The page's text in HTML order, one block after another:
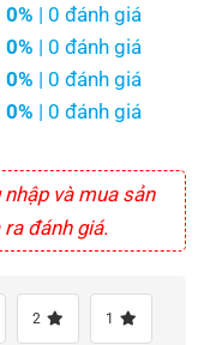
0% | 0 đánh giá
0% | 0 đánh giá
0% | 0 đánh giá
0% | 0 đánh giá
và mua sản
đánh giá.
2 1